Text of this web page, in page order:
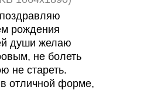
рождения
души желаю
не болеть
не стареть.
отличной форме,